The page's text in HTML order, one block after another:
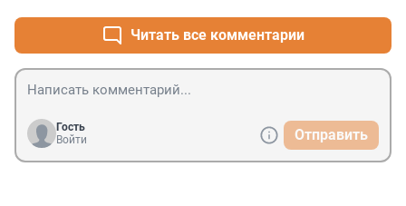
Читать все комментарии
Гость
Войти
Отправить